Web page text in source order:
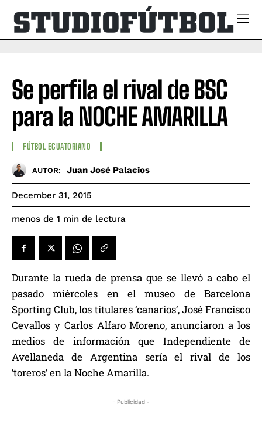
Se perfila el rival de BSC
para la NOCHE AMARILLA
FÚTBOL ECUATORIANO
AUTOR: Juan José Palacios
December 31, 2015
menos de 1 min de lectura
Durante la rueda de prensa que se llevó a cabo el
pasado miércoles en el museo de Barcelona
Sporting Club, los titulares ‘canarios’, José Francisco
Cevallos y Carlos Alfaro Moreno, anunciaron a los
medios de información que Independiente de
Avellaneda de Argentina sería el rival de los
‘toreros’ en la Noche Amarilla.
- Publicidad -